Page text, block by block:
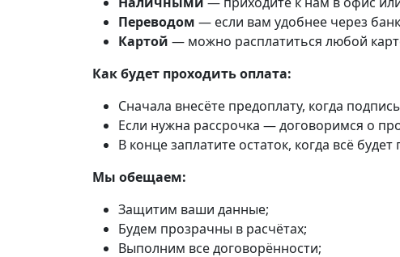
Переводом — если вам удобнее через
Картой — можно расплатиться любой
Как будет проходить оплата:
Сначала внесёте предоплату, когда
Если нужна рассрочка — договоримся о
В конце заплатите остаток, когда всё будет
Мы обещаем:
Защитим ваши данные;
Будем прозрачны в расчётах;
Выполним все договорённости;